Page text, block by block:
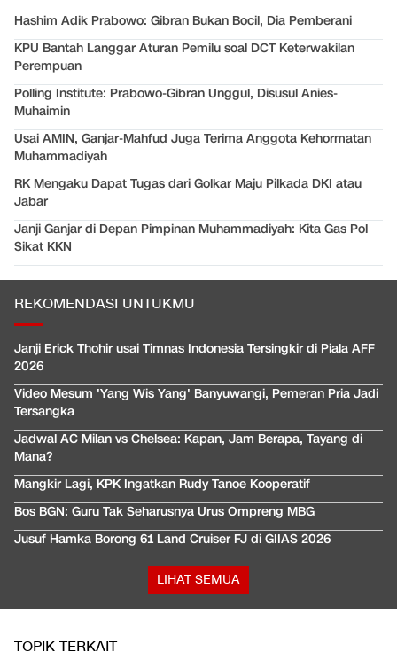
Hashim Adik Prabowo: Gibran Bukan Bocil, Dia Pemberani
KPU Bantah Langgar Aturan Pemilu soal DCT Keterwakilan
Perempuan
Polling Institute: Prabowo-Gibran Unggul, Disusul Anies-
Muhaimin
Usai AMIN, Ganjar-Mahfud Juga Terima Anggota Kehormatan
Muhammadiyah
RK Mengaku Dapat Tugas dari Golkar Maju Pilkada DKI atau
Jabar
Janji Ganjar di Depan Pimpinan Muhammadiyah: Kita Gas Pol
Sikat KKN
REKOMENDASI UNTUKMU
Janji Erick Thohir usai Timnas Indonesia Tersingkir di Piala AFF
2026
Video Mesum 'Yang Wis Yang' Banyuwangi, Pemeran Pria Jadi
Tersangka
Jadwal AC Milan vs Chelsea: Kapan, Jam Berapa, Tayang di
Mana?
Mangkir Lagi, KPK Ingatkan Rudy Tanoe Kooperatif
Bos BGN: Guru Tak Seharusnya Urus Ompreng MBG
Jusuf Hamka Borong 61 Land Cruiser FJ di GIIAS 2026
LIHAT SEMUA
TOPIK TERKAIT